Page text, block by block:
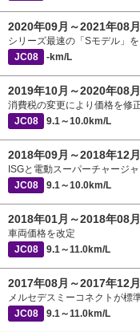
2020年09月～2021年08
シリーズ最速の「Sモデル」
JC08
-km/L
2019年10月～2020年08
消費税の変更により価格を修
JC08
9.1～10.0km/L
2018年09月～2018年12
ISGと電動スーパーチャージ
JC08
9.1～10.0km/L
2018年01月～2018年08
車両価格を改定
JC08
9.1～11.0km/L
2017年08月～2017年12
メルセデスミーコネクトが標
JC08
9.1～11.0km/L